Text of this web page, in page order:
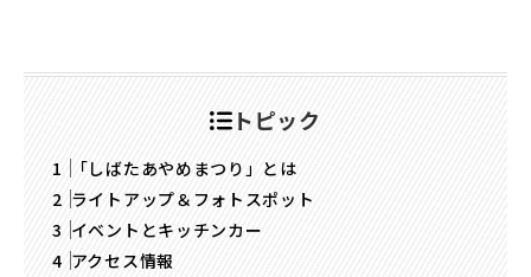
トピック
「しばたあやめまつり」とは
ライトアップ＆フォトスポット
イベントとキッチンカー
アクセス情報